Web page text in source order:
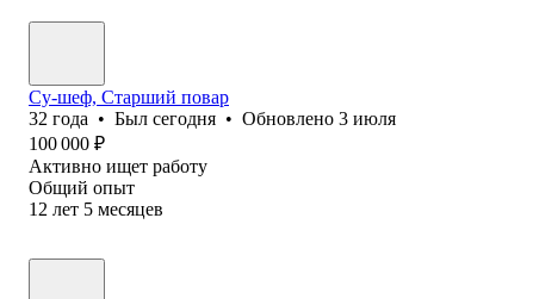
Су-шеф, Старший повар
32 года • Был сегодня • Обновлено 3 июля
100 000 ₽
Активно ищет работу
Общий опыт
12 лет 5 месяцев